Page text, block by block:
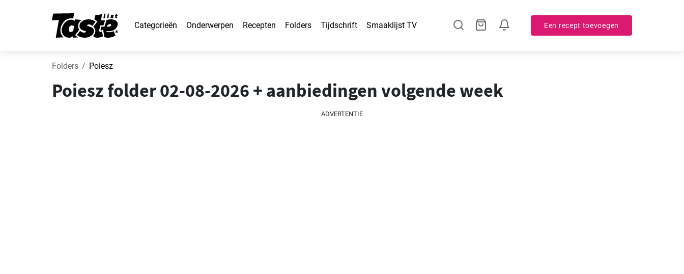
Categorieën Onderwerpen Recepten Folders Tijdschrift Smaaklijst TV Een recept toevoegen
Folders Poiesz
Poiesz folder 02-08-2026 + aanbiedingen volgende week
ADVERTENTIE